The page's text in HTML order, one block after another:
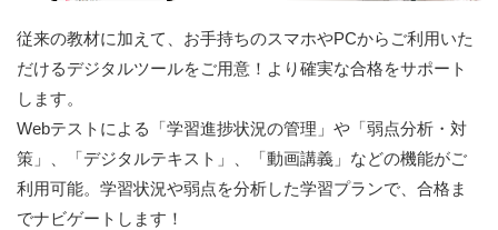
従来の教材に加えて、お手持ちのスマホやPCからご利用いた
だけるデジタルツールをご用意！より確実な合格をサポート
します。
Webテストによる「学習進捗状況の管理」や「弱点分析・対
策」、「デジタルテキスト」、「動画講義」などの機能がご
利用可能。学習状況や弱点を分析した学習プランで、合格ま
でナビゲートします！